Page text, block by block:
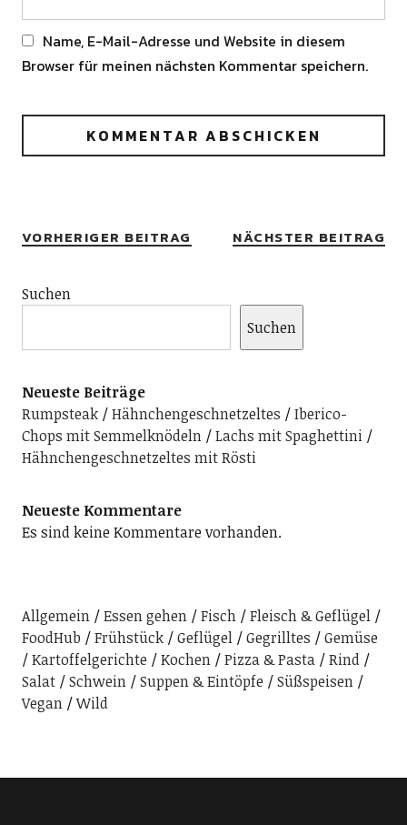
Name, E-Mail-Adresse und Website in diesem
Browser für meinen nächsten Kommentar speichern.
VORHERIGER BEITRAG NÄCHSTER BEITRAG
Suchen
Suchen
Neueste Beiträge
Rumpsteak
Hähnchengeschnetzeltes
Iberico-
Chops mit Semmelknödeln
Lachs mit Spaghettini
Hähnchengeschnetzeltes mit Rösti
Neueste Kommentare
Es sind keine Kommentare vorhanden.
Allgemein Essen gehen Fisch
Fleisch & Geflügel
FoodHub
Frühstück Geflügel Gegrilltes
Gemüse
Kartoffelgerichte
Kochen Pizza & Pasta
Rind
Salat
Schwein Suppen & Eintöpfe
Süßspeisen
Vegan
Wild